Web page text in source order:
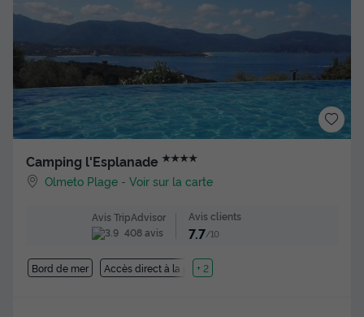
Camping l'Esplanade ★★★★
Olmeto Plage -Voir sur la carte
Avis TripAdvisor
408 avis
Avis clients
7.7/10
Bord de mer Accès direct à la plage
+ 2